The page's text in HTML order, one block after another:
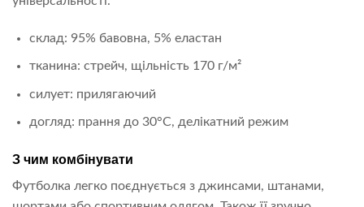
склад: 95% бавовна, 5% еластан
тканина: стрейч, щільність 170 г/м²
силует: прилягаючий
догляд: прання до 30°C, делікатний режим
З чим комбінувати
Футболка легко поєднується з джинсами, штанами,